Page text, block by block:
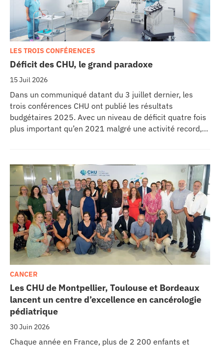
Déficit des CHU, le grand paradoxe
15 Juil 2026
LES TROIS CONFÉRENCES
Dans un communiqué datant du 3 juillet dernier, les
trois conférences CHU ont publié les résultats
budgétaires 2025. Avec un niveau de déficit quatre fois
plus important qu’en 2021 malgré une activité record,
Les CHU de Montpellier, Toulouse et Bordeaux
lancent un centre d’excellence en cancérologie
pédiatrique
30 Juin 2026
CANCER
Chaque année en France, plus de 2 200 enfants et